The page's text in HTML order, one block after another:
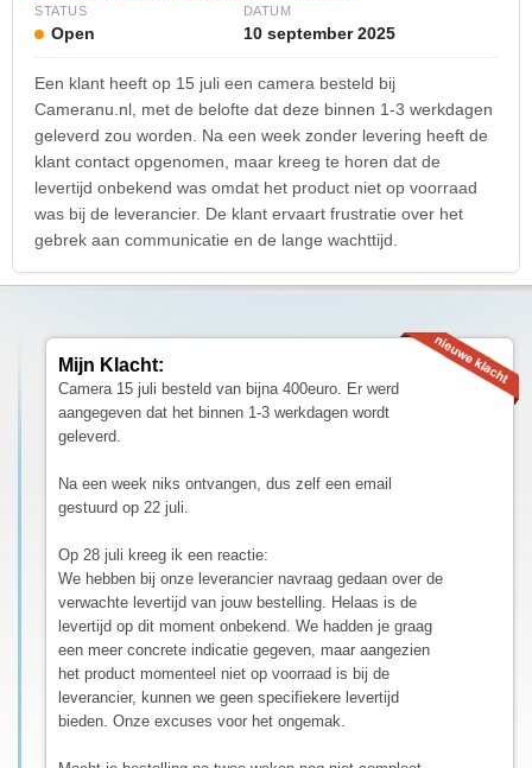
STATUS
Open
DATUM
10 september 2025
Een klant heeft op 15 juli een camera besteld bij
Cameranu.nl, met de belofte dat deze binnen 1-3 werkdagen
geleverd zou worden. Na een week zonder levering heeft de
klant contact opgenomen, maar kreeg te horen dat de
levertijd onbekend was omdat het product niet op voorraad
was bij de leverancier. De klant ervaart frustratie over het
gebrek aan communicatie en de lange wachttijd.
Mijn Klacht:
Camera 15 juli besteld van bijna 400euro. Er werd
aangegeven dat het binnen 1-3 werkdagen wordt
geleverd.
Na een week niks ontvangen, dus zelf een email
gestuurd op 22 juli.
Op 28 juli kreeg ik een reactie:
We hebben bij onze leverancier navraag gedaan over de
verwachte levertijd van jouw bestelling. Helaas is de
levertijd op dit moment onbekend. We hadden je graag
een meer concrete indicatie gegeven, maar aangezien
het product momenteel niet op voorraad is bij de
leverancier, kunnen we geen specifiekere levertijd
bieden. Onze excuses voor het ongemak.